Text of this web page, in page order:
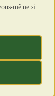
les
même si